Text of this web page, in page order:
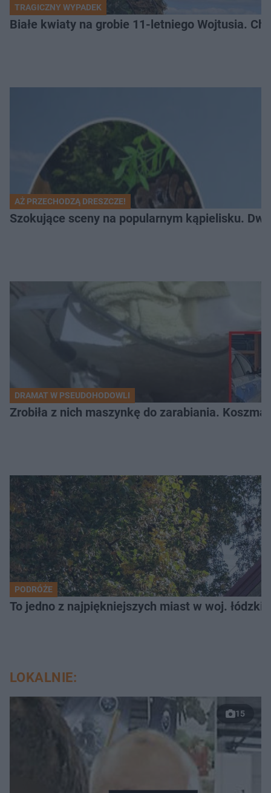
TRAGICZNY WYPADEK
Białe kwiaty na grobie 11-letniego Wojtusia.
AŻ PRZECHODZĄ DRESZCZE!
Szokujące sceny na popularnym kąpielisku.
DRAMAT W PSEUDOHODOWLI
Zrobiła z nich maszynkę do zarabiania.
PODRÓŻE
To jedno z najpiękniejszych miast w woj.
LOKALNIE:
15